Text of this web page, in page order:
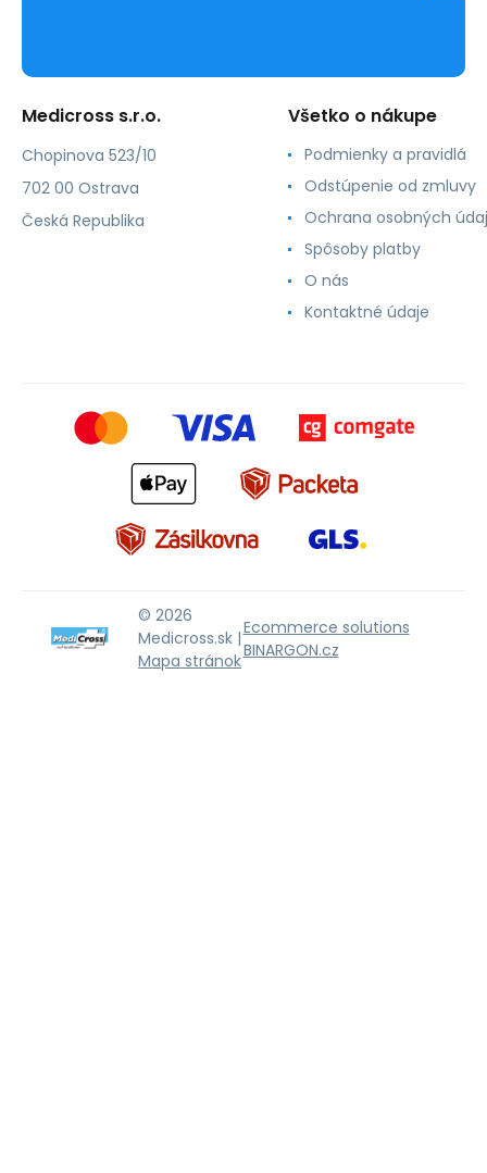
Medicross s.r.o.
Chopinova 523/10
702 00 Ostrava
Česká Republika
Všetko o nákupe
Podmienky a pravidlá
Odstúpenie od zmluvy
Ochrana osobných
Spôsoby platby
O nás
Kontaktné údaje
© 2026
Medicross.sk |
Mapa stránok
Ecommerce solutions
BINARGON.cz